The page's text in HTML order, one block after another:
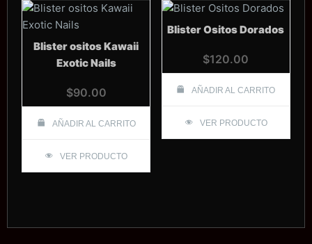
Blister ositos Kawaii
Exotic Nails
$90.00
AÑADIR AL CARRITO
VER PRODUCTO
Blister Ositos Dorados
$120.00
AÑADIR AL CARRITO
VER PRODUCTO